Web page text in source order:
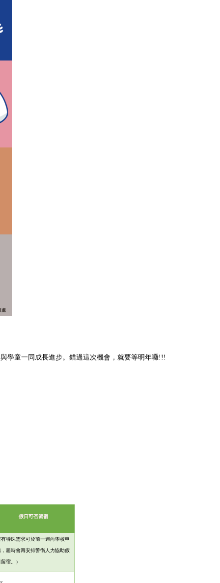
學童一同成長進步。錯過這次機會，就要等明年囉!!!
假日可否留宿
有特殊需求可於前一週向學校申
，屆時會再安排警衛人力協助假
宿。 ）